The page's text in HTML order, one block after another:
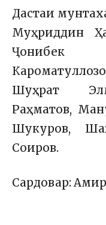
Дастаи
Муҳриддин
Ҷонибек
Шуҳрат
Раҳматов,
Шукуров,
Соиров.
Сардовар: